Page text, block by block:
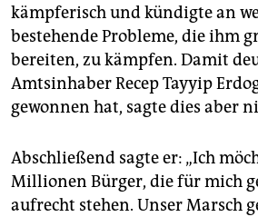
kämpferisch und kündigte an
bestehende Probleme, die ihm
bereiten, zu kämpfen. Damit
Amtsinhaber Recep Tayyip
gewonnen hat, sagte dies aber
Abschließend sagte er: „Ich
Millionen Bürger, die für mich
aufrecht stehen. Unser Marsch